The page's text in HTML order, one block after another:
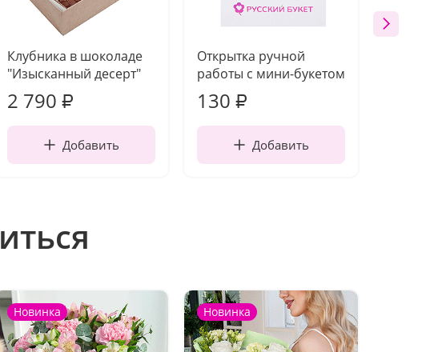
Клубника в шоколаде
"Изысканный десерт"
2 790 ₽
Добавить
Открытка ручной
работы с мини-букетом
130 ₽
Добавить
Новинка Новинка